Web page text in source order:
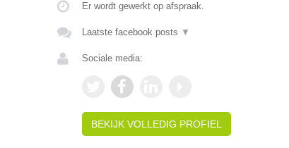
Er wordt gewerkt op afspraak.
Laatste facebook posts ▼
Sociale media:
BEKIJK VOLLEDIG PROFIEL